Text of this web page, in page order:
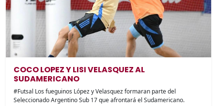
COCO LOPEZ Y LISI VELASQUEZ AL
SUDAMERICANO
#Futsal Los fueguinos López y Velasquez formaran parte del
Seleccionado Argentino Sub 17 que afrontará el Sudamericano.